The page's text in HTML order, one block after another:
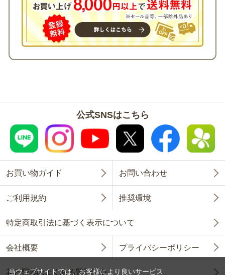
公式SNSはこちら
お買い物ガイド お問い合わせ
ご利用規約 推奨環境
特定商取引法に基づく表示について
会社概要 プライバシーポリシー
花と野菜のよくある質問FAQ
当ウェブサイトでは、お客様により良いサービス